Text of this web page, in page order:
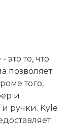
это то, что
позволяет
того,
и
ручки. Kyle